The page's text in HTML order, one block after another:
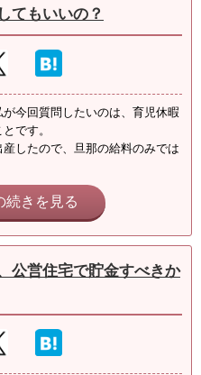
てもいいの？
今回質問したいのは、育児休暇
です。
したので、旦那の給料のみでは
続きを見る
公営住宅で貯金すべきか